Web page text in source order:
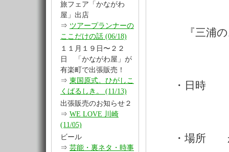
旅フェア「かながわ
屋」出店
⇒ ツアープランナーの
ここだけの話 (06/18)
１１月１９日〜２２
日 「かながわ屋」が
有楽町で出張販売！
⇒ 東国原式。ひがしこ
くばるしき。 (11/13)
出張販売のお知らせ２
⇒ WE LOVE 川崎
(11/05)
ビール
⇒ 芸能・裏ネタ・時事
『三浦のお
・日時 １
・場所 か